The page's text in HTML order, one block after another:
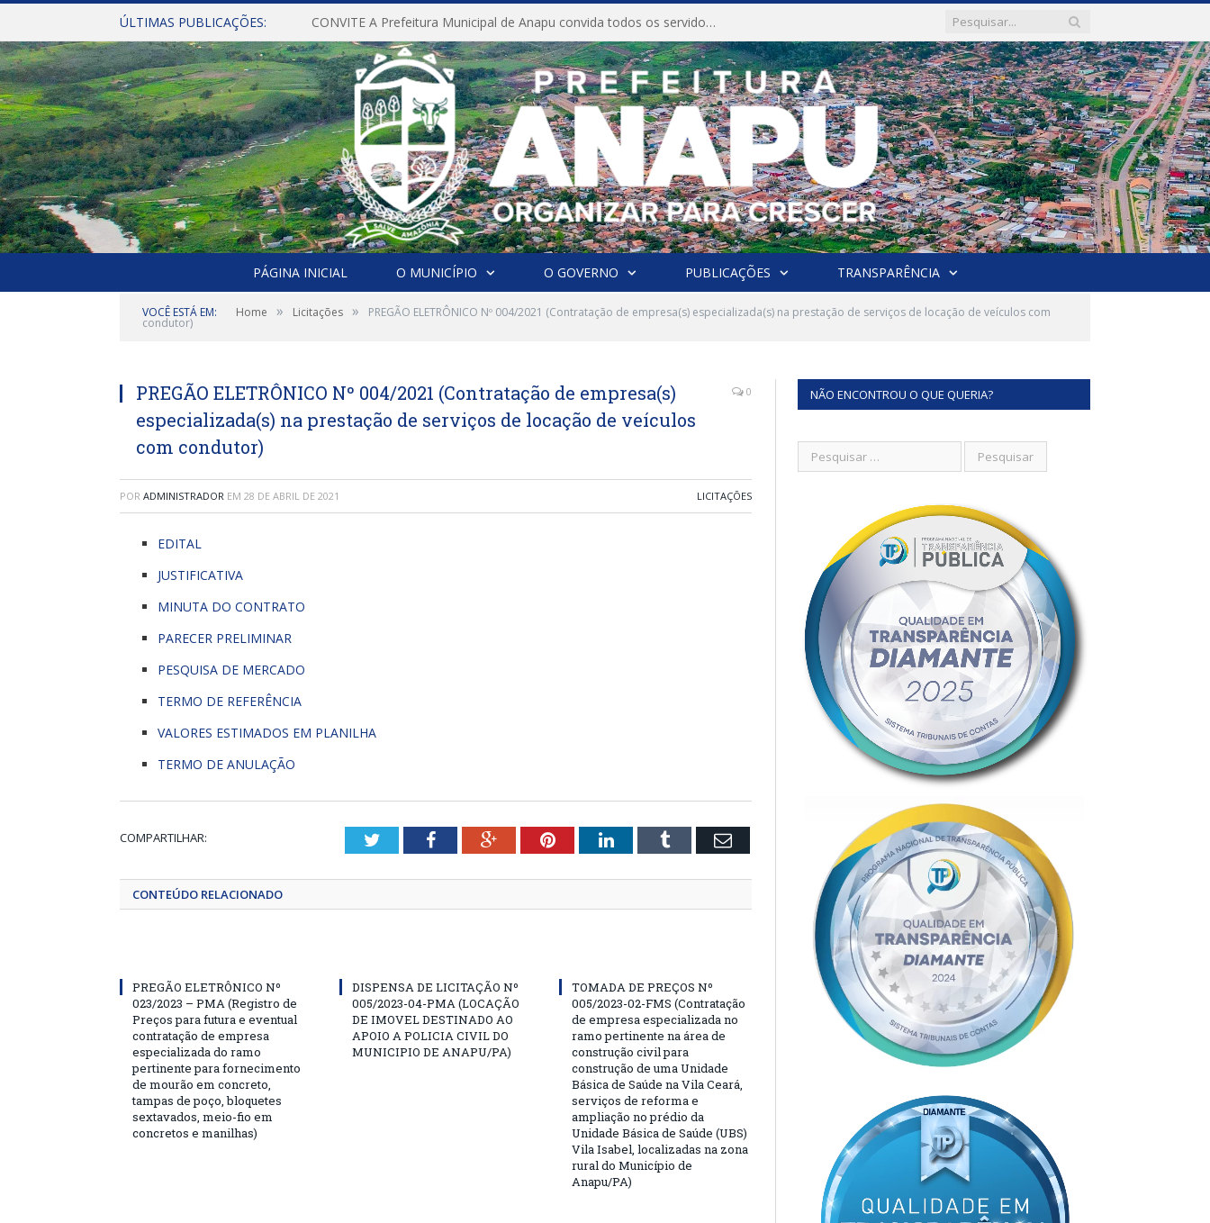
ÚLTIMAS PUBLICAÇÕES: CONVITE A Prefeitura Municipal de Anapu convida todos os servidores públicos municipais para participarem da Audiência Pública de discussão da Lei de Diretrizes Orçamentárias (LDO), importante instrumento de planejamento das ações e investimentos da Administração Pública para o próximo exercício financeiro.
PÁGINA INICIAL O MUNICÍPIO O GOVERNO PUBLICAÇÕES TRANSPARÊNCIA
VOCÊ ESTÁ EM: Home » Licitações » PREGÃO ELETRÔNICO Nº 004/2021 (Contratação de empresa(s) especializada(s) na prestação de serviços de locação de veículos com
condutor)
PREGÃO ELETRÔNICO Nº 004/2021 (Contratação de empresa(s)
especializada(s) na prestação de serviços de locação de veículos
com condutor)
0
POR ADMINISTRADOR EM 28 DE ABRIL DE 2021 LICITAÇÕES
EDITAL
JUSTIFICATIVA
MINUTA DO CONTRATO
PARECER PRELIMINAR
PESQUISA DE MERCADO
TERMO DE REFERÊNCIA
VALORES ESTIMADOS EM PLANILHA
TERMO DE ANULAÇÃO
COMPARTILHAR: TwitterFacebookGoogle+PinterestLinkedInTumblr Email
CONTEÚDO RELACIONADO
PREGÃO ELETRÔNICO Nº
023/2023 – PMA (Registro de
Preços para futura e eventual
contratação de empresa
especializada do ramo
pertinente para fornecimento
de mourão em concreto,
tampas de poço, bloquetes
sextavados, meio-fio em
concretos e manilhas)
DISPENSA DE LICITAÇÃO Nº
005/2023-04-PMA (LOCAÇÃO
DE IMOVEL DESTINADO AO
APOIO A POLICIA CIVIL DO
MUNICIPIO DE ANAPU/PA)
TOMADA DE PREÇOS Nº
005/2023-02-FMS (Contratação
de empresa especializada no
ramo pertinente na área de
construção civil para
construção de uma Unidade
Básica de Saúde na Vila Ceará,
serviços de reforma e
ampliação no prédio da
Unidade Básica de Saúde (UBS)
Vila Isabel, localizadas na zona
rural do Município de
Anapu/PA)
NÃO ENCONTROU O QUE QUERIA?